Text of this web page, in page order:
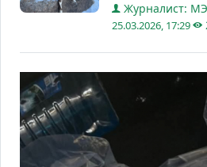
Журналист:
25.03.2026, 17:29